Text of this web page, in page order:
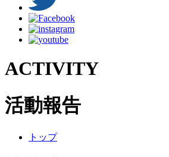
ACTIVITY
活動報告
トップ